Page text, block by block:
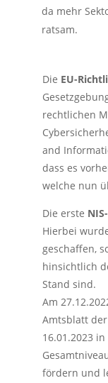
da mehr
ratsam.
Die EU-
rechtlichen
and
dass es
welche nun
Die erste
Hierbei
geschaffen,
hinsichtlich
Stand sind.
Am
Amtsblatt
16.01.2023
fördern und